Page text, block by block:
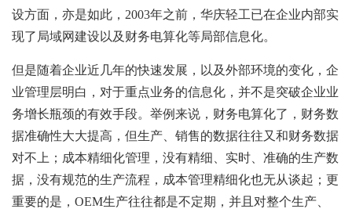
设方面，亦是如此，2003年之前，华庆轻工已在企业内部实
现了局域网建设以及财务电算化等局部信息化。
但是随着企业近几年的快速发展，以及外部环境的变化，企
业管理层明白，对于重点业务的信息化，并不是突破企业业
务增长瓶颈的有效手段。举例来说，财务电算化了，财务数
据准确性大大提高，但生产、销售的数据往往又和财务数据
对不上；成本精细化管理，没有精细、实时、准确的生产数
据，没有规范的生产流程，成本管理精细化也无从谈起；更
重要的是，OEM生产往往都是不定期，并且对整个生产、